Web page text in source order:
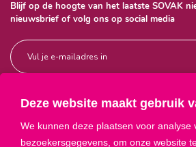
Deze website maakt gebruik
We kunnen deze plaatsen voor analyse
bezoekersgegevens, om onze website
Blijf op de hoogte van het laatste SOVAK
nieuwsbrief of volg ons op social media
  